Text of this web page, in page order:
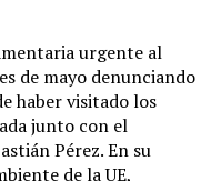
urgente al
de mayo denunciando
haber visitado los
junto con el
Pérez. En su
de la UE,